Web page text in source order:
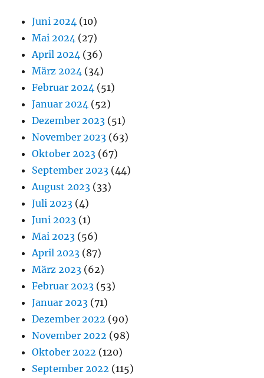
Juni 2024 (10)
Mai 2024 (27)
April 2024 (36)
März 2024 (34)
Februar 2024 (51)
Januar 2024 (52)
Dezember 2023 (51)
November 2023 (63)
Oktober 2023 (67)
September 2023 (44)
August 2023 (33)
Juli 2023 (4)
Juni 2023 (1)
Mai 2023 (56)
April 2023 (87)
März 2023 (62)
Februar 2023 (53)
Januar 2023 (71)
Dezember 2022 (90)
November 2022 (98)
Oktober 2022 (120)
September 2022 (115)